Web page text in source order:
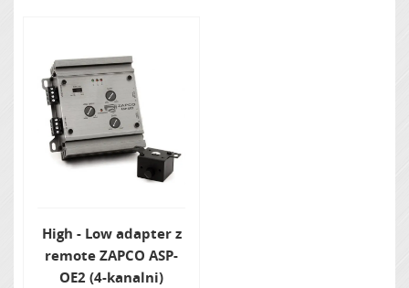
High - Low adapter z
remote ZAPCO ASP-
OE2 (4-kanalni)